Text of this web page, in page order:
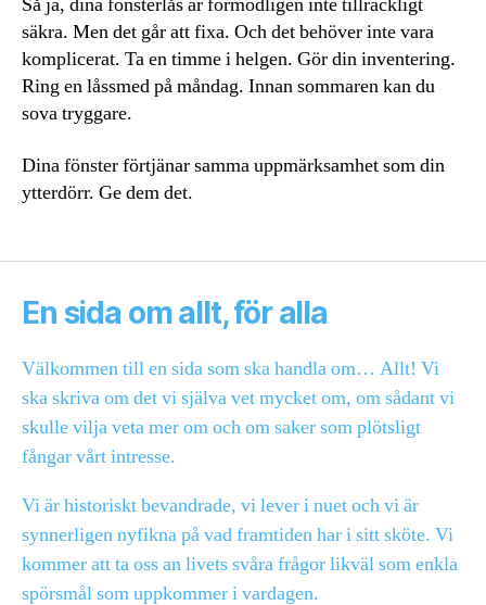
Så ja, dina fönsterlås är förmodligen inte tillräckligt
säkra. Men det går att fixa. Och det behöver inte vara
komplicerat. Ta en timme i helgen. Gör din inventering.
Ring en låssmed på måndag. Innan sommaren kan du
sova tryggare.
Dina fönster förtjänar samma uppmärksamhet som din
ytterdörr. Ge dem det.
En sida om allt, för alla
Välkommen till en sida som ska handla om… Allt! Vi
ska skriva om det vi själva vet mycket om, om sådant vi
skulle vilja veta mer om och om saker som plötsligt
fångar vårt intresse.
Vi är historiskt bevandrade, vi lever i nuet och vi är
synnerligen nyfikna på vad framtiden har i sitt sköte. Vi
kommer att ta oss an livets svåra frågor likväl som enkla
spörsmål som uppkommer i vardagen.